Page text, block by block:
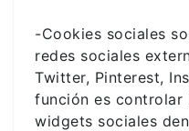
-Cookies sociales
redes sociales
Twitter, Pinterest,
función es controlar
widgets sociales